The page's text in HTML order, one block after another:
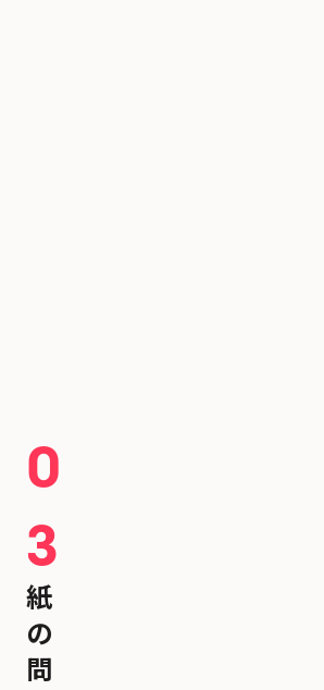
0
3
紙
の
問